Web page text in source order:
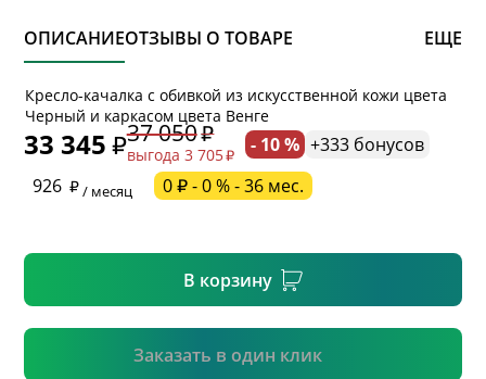
ОПИСАНИЕОТЗЫВЫ О ТОВАРЕ ЕЩЕ
Кресло-качалка с обивкой из искусственной кожи цвета
Черный и каркасом цвета Венге
33 345 37 050
выгода 3 705 - 10 % +333 бонусов
926
/ месяц 0 ₽ - 0 % - 36 мес.
В корзину
Заказать в один клик
* обязательное поле
* необязательное поле
Подтвердить